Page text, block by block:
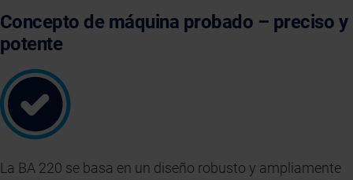
Concepto de máquina probado – preciso y
potente
La BA 220 se basa en un diseño robusto y ampliamente